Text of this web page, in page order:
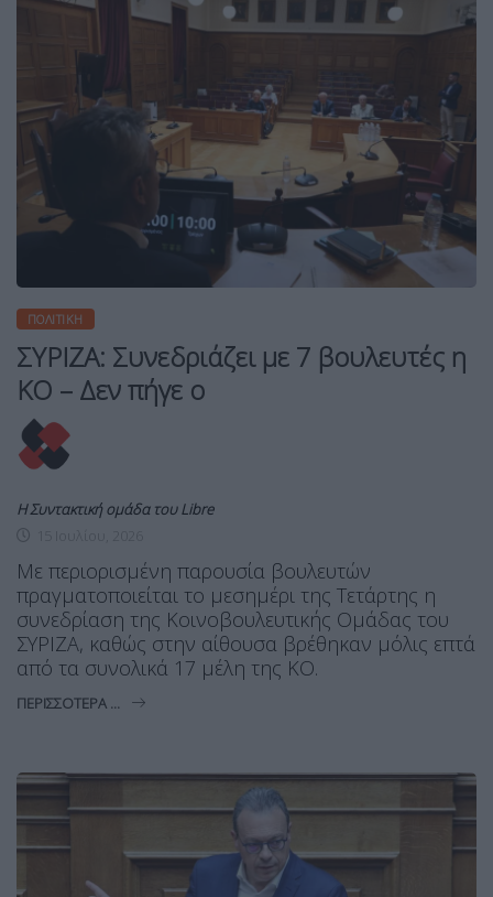
ΠΟΛΙΤΙΚΉ
ΣΥΡΙΖΑ: Συνεδριάζει με 7 βουλευτές η
ΚΟ – Δεν πήγε ο
Η Συντακτική ομάδα του Libre
Με περιορισμένη παρουσία βουλευτών
πραγματοποιείται το μεσημέρι της Τετάρτης η
συνεδρίαση της Κοινοβουλευτικής Ομάδας του
ΣΥΡΙΖΑ, καθώς στην αίθουσα βρέθηκαν μόλις επτά
από τα συνολικά 17 μέλη της ΚΟ.
ΠΕΡΙΣΣΌΤΕΡΑ ...